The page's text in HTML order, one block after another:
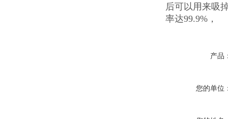
后可以用来吸
率达99.9%，
产品
您的单位